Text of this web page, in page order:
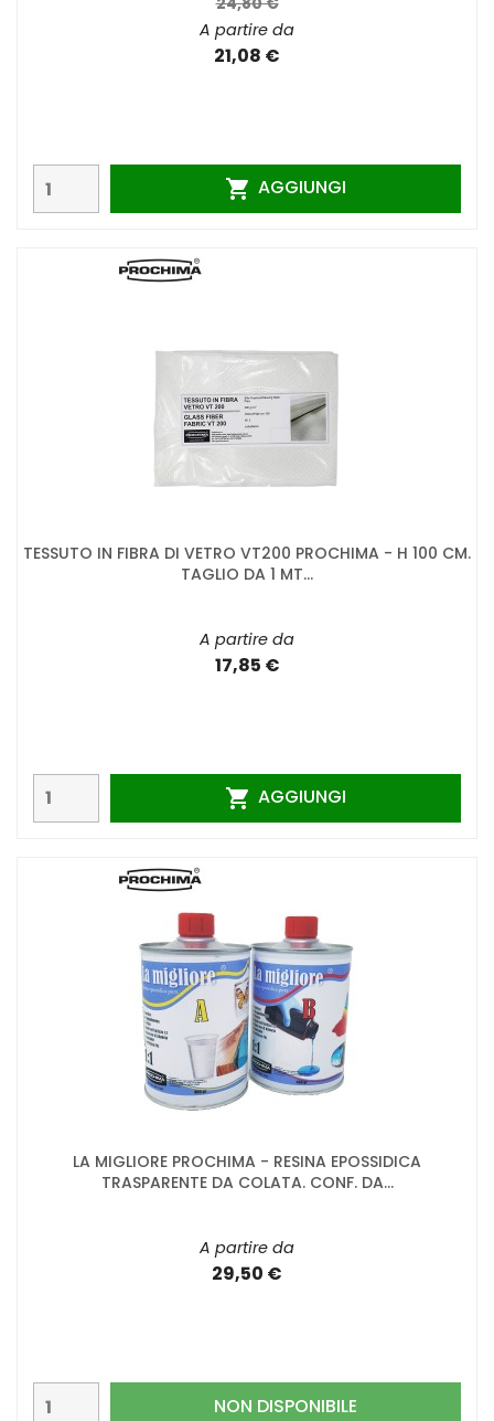
A partire da
21,08 €
 AGGIUNGI
TESSUTO IN FIBRA DI VETRO VT200 PROCHIMA - H 100 CM.
TAGLIO DA 1 MT...
A partire da
17,85 €
 AGGIUNGI
LA MIGLIORE PROCHIMA - RESINA EPOSSIDICA
TRASPARENTE DA COLATA. CONF. DA...
A partire da
29,50 €
NON DISPONIBILE